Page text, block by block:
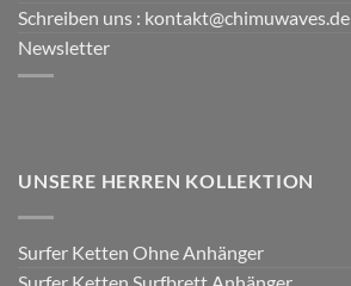
Schreiben uns : kontakt@chimuwaves.de
Newsletter
UNSERE HERREN KOLLEKTION
Surfer Ketten Ohne Anhänger